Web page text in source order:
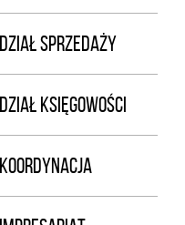
DZIAŁ SPRZEDAŻY
DZIAŁ KSIĘGOWOŚCI
KOORDYNACJA